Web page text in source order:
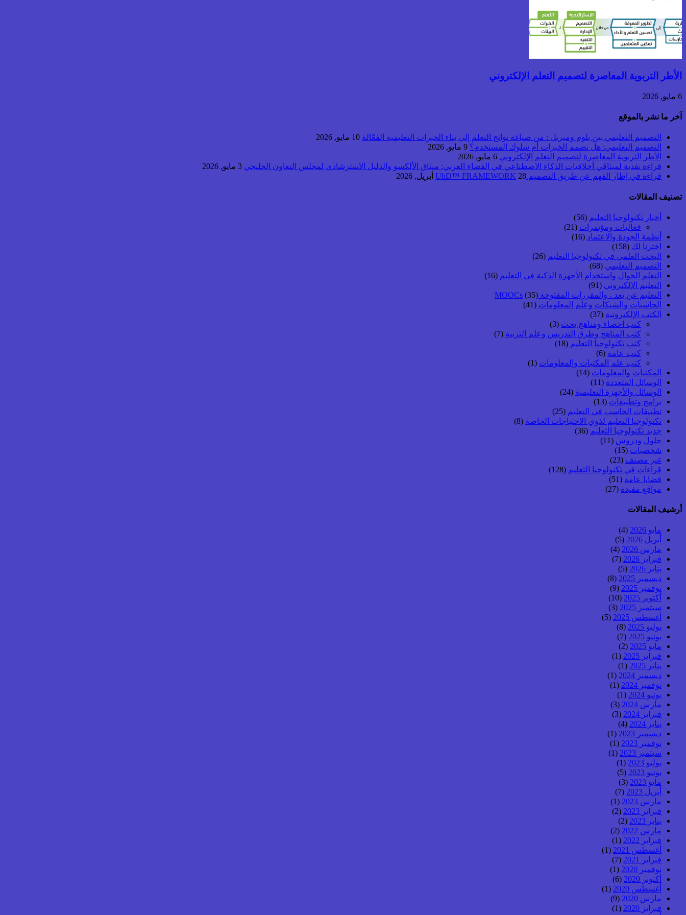
الأطر التربوية المعاصرة لتصميم التعلم الإلكتروني
6 مايو, 2026
آخر ما نشر بالموقع
التصميم التعليمي بين بلوم وميريل : من صياغة نواتج التعلم إلى بناء الخبرات التعليمية الفعّالة 10 مايو, 2026
التصميم التعليمي: هل نصمم الخبرات أم سلوك المستخدم؟ 9 مايو, 2026
الأطر التربوية المعاصرة لتصميم التعلم الإلكتروني 6 مايو, 2026
قراءة نقدية لميثاقَي أخلاقيات الذكاء الاصطناعي في الفضاء العربي: ميثاق الألكسو والدليل الاسترشادي لمجلس التعاون الخليجي 3 مايو, 2026
قراءة في إطار الفهم عن طريق التصميم UbD™ FRAMEWORK 28 أبريل, 2026
تصنيف المقالات
أخبار تكنولوجيا التعليم (56)
فعاليات ومؤتمرات (21)
أنظمة الجودة والاعتماد (16)
اخترنا لك (158)
البحث العلمي في تكنولوجيا التعليم (26)
التصميم التعليمي (68)
التعلم الجوال واستخدام الأجهزة الذكية في التعليم (16)
التعليم الإلكتروني (91)
التعليم عن بعد ، والمقررات المفتوحة MOOCs (35)
الحاسبات والشبكات وعلم المعلومات (41)
الكتب الإلكترونية (37)
كتب احصاء ومناهج بحث (3)
كتب المناهج وطرق التدريس وعلم التربية (7)
كتب تكنولوجيا التعليم (18)
كتب عامة (6)
كتب علم المكتبات والمعلومات (1)
المكتبات والمعلومات (14)
الوسائل المتعددة (11)
الوسائل والأجهزة التعليمية (24)
برامج وتطبيقات (13)
تطبيقات الحاسب في التعليم (25)
تكنولوجيا التعليم لذوي الاحتياجات الخاصة (8)
جديد تكنولوجيا التعليم (36)
حلول ودروس (11)
شخصيات (15)
غير مصنف (23)
قراءات في تكنولوجيا التعليم (128)
قضايا عامة (51)
مواقع مفيدة (27)
أرشيف المقالات
مايو 2026
(4)
أبريل 2026
(5)
مارس 2026
(4)
فبراير 2026
(7)
يناير 2026
(5)
ديسمبر 2025
(8)
نوفمبر 2025
(9)
أكتوبر 2025
(10)
سبتمبر 2025
(3)
أغسطس 2025
(5)
يوليو 2025
(8)
يونيو 2025
(7)
مايو 2025
(2)
فبراير 2025
(1)
يناير 2025
(1)
ديسمبر 2024
(1)
نوفمبر 2024
(1)
يونيو 2024
(1)
مارس 2024
(3)
فبراير 2024
(3)
يناير 2024
(4)
ديسمبر 2023
(1)
نوفمبر 2023
(1)
سبتمبر 2023
(1)
يوليو 2023
(1)
يونيو 2023
(5)
مايو 2023
(3)
أبريل 2023
(7)
مارس 2023
(1)
فبراير 2023
(2)
يناير 2023
(2)
مارس 2022
(2)
فبراير 2022
(1)
أغسطس 2021
(1)
فبراير 2021
(7)
نوفمبر 2020
(1)
أكتوبر 2020
(6)
أغسطس 2020
(1)
مارس 2020
(9)
فبراير 2020
(1)